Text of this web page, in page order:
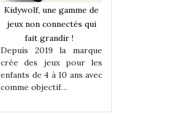
Kidywolf, une gamme de
jeux non connectés qui
fait grandir !
Depuis 2019 la marque
crée des jeux pour les
enfants de 4 à 10 ans avec
comme objectif…